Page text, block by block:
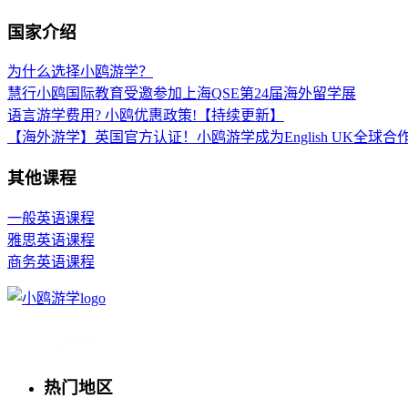
国家介绍
为什么选择小鸥游学？
慧行小鸥国际教育受邀参加上海QSE第24届海外留学展
语言游学费用? 小鸥优惠政策!【持续更新】
【海外游学】英国官方认证！小鸥游学成为English UK全球合
其他课程
一般英语课程
雅思英语课程
商务英语课程
热门地区